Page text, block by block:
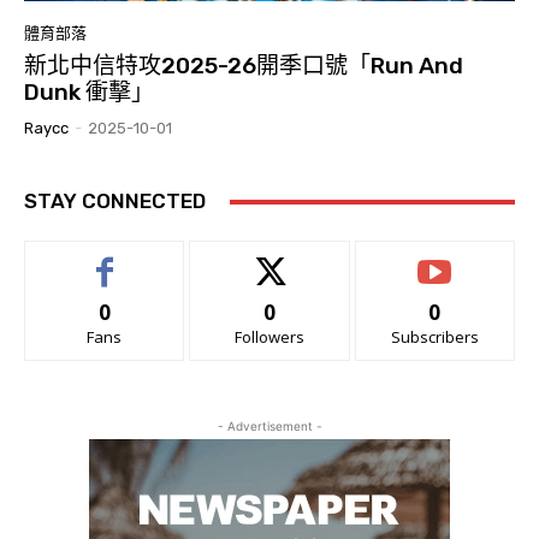
體育部落
新北中信特攻2025-26開季口號「Run And
Dunk 衝擊」
Raycc - 2025-10-01
STAY CONNECTED
0
Fans
0
Followers
0
Subscribers
- Advertisement -